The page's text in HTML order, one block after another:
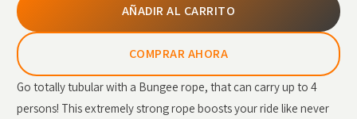
AÑADIR AL CARRITO
COMPRAR AHORA
Go totally tubular with a Bungee rope, that can carry up to 4
persons! This extremely strong rope boosts your ride like never